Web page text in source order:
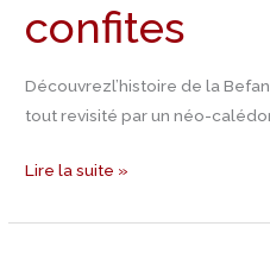
confites
Découvrezl’histoire de la
tout revisité par un néo-
Lire la suite »